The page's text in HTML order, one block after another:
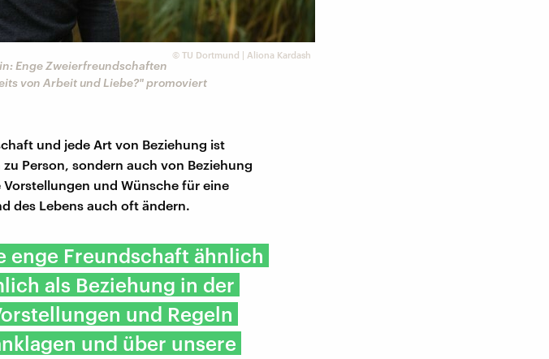
© TU Dortmund | Aliona Kardash
Enge Zweierfreundschaften
von Ar­beit und Liebe?" promoviert
und jede Art von Beziehung ist
Person, sondern auch von Beziehung
und Wünsche für eine
des Lebens auch oft ändern.
enge Freundschaft ähnlich
als Beziehung in der
und Regeln
und über unsere